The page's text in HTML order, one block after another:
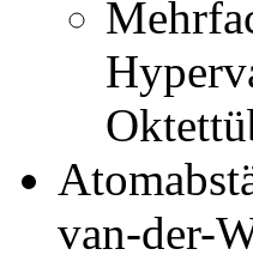
van-der-